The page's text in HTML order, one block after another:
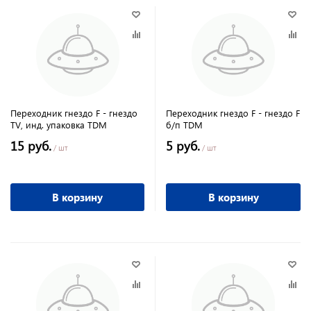
Переходник гнездо F - гнездо
TV, инд. упаковка TDM
15 руб. / шт
В корзину
Переходник гнездо F - гнездо F
б/п TDM
5 руб. / шт
В корзину